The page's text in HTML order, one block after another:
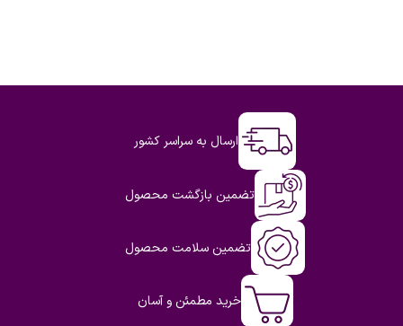
ارسال به سراسر کشور
تضمین بازگشت محصول
تضمین سلامت محصول
خرید مطمئن و آسان